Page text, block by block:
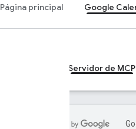
Página principal Google
Servidor de MCP